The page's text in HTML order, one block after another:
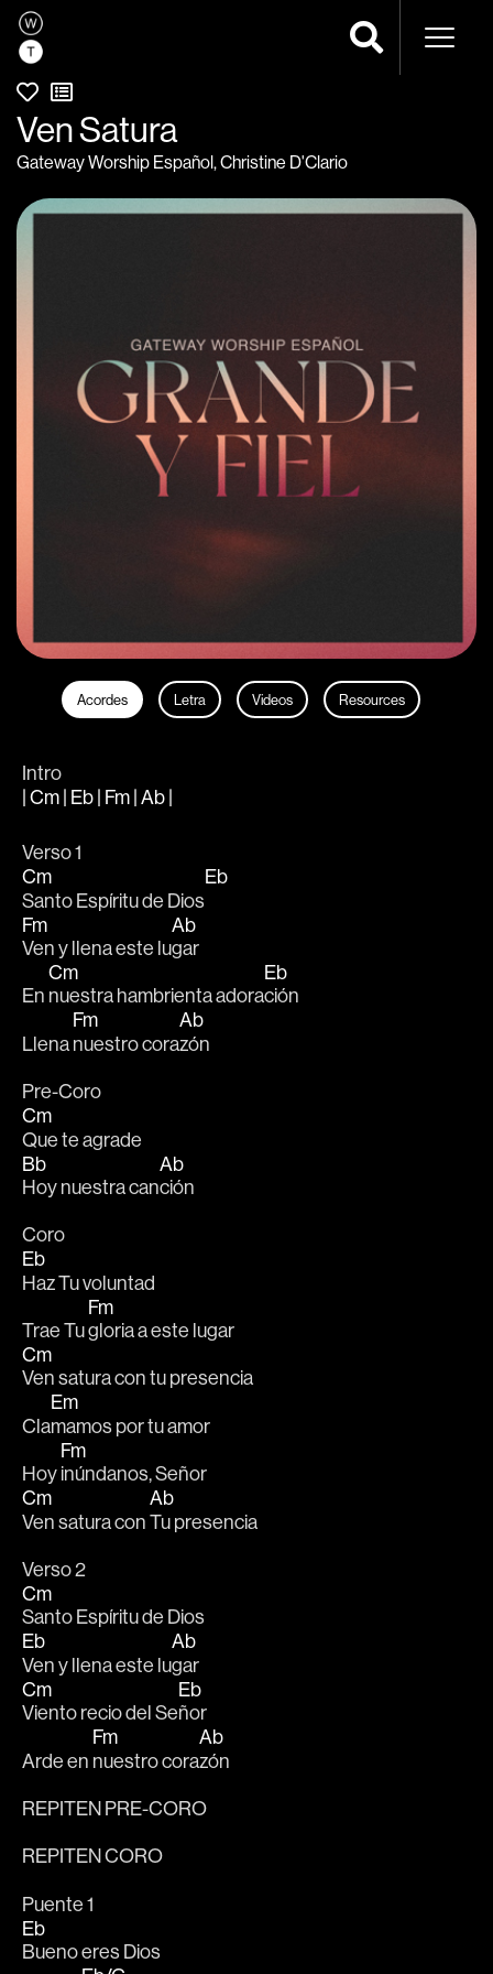
Ven Satura
Gateway Worship Español,Christine D'Clario
Acordes Letra Videos Resources
Intro
| Cm | Eb | Fm | Ab |
Verso 1
Cm
Santo Espíritu de Dios
Eb
Fm
Ven y llena este lu
Ab
gar
En
Cm
nuestra hambrienta adora
Eb
ción
Llena
Fm
nuestro cora
Ab
zón
Pre-Coro
Cm
Que te agrade
Bb
Hoy nuestra can
Ab
ción
Coro
Eb
Haz Tu voluntad
Trae Tu
Fm
gloria a este lugar
Cm
Ven satura con tu presencia
Cla
Em
mamos por tu amor
Hoy
Fm
inúndanos, Señor
Cm
Ven satura con
Ab
Tu presencia
Verso 2
Cm
Santo Espíritu de Dios
Eb
Ven y llena este lu
Ab
gar
Cm
Viento recio del Se
Eb
ñor
Arde en
Fm
nuestro cora
Ab
zón
REPITEN PRE-CORO
REPITEN CORO
Puente 1
Eb
Bueno eres Dios